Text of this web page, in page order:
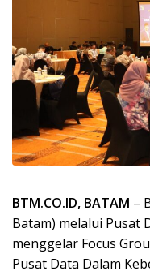
BTM.CO.ID, BATAM –
Batam) melalui Pusat
menggelar Focus
Pusat Data Dalam